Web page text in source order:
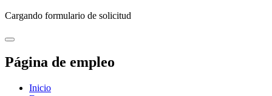
Cargando formulario de solicitud
Página de empleo
Inicio